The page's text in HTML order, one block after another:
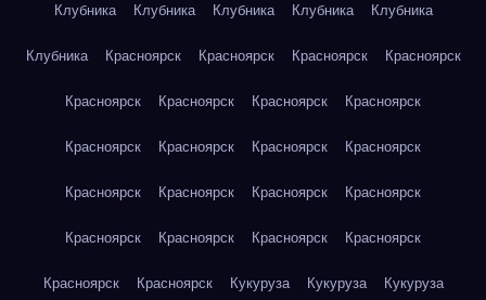
Клубника Клубника Клубника Клубника Клубника
Клубника Красноярск Красноярск Красноярск Красноярск
Красноярск Красноярск Красноярск Красноярск
Красноярск Красноярск Красноярск Красноярск
Красноярск Красноярск Красноярск Красноярск
Красноярск Красноярск Красноярск Красноярск
Красноярск Красноярск Кукуруза Кукуруза Кукуруза